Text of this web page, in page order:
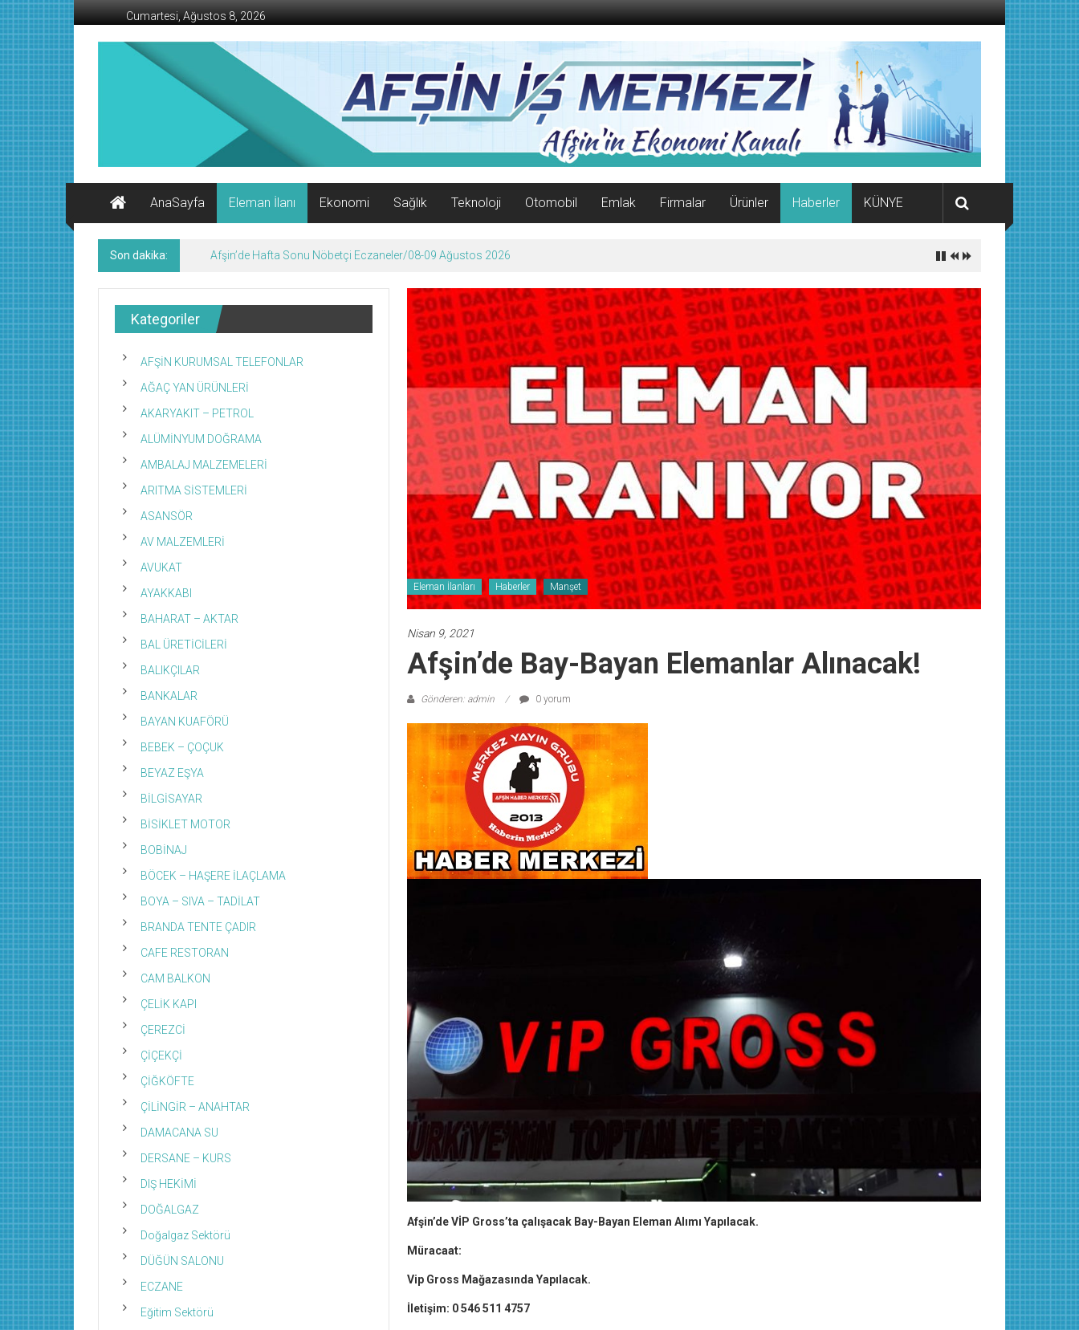
İçeriğe
geç
Cumartesi, Ağustos 8, 2026
AFŞİN
Ekonomi
Kanalı
AnaSayfa
Eleman İlanı Ekonomi Sağlık Teknoloji Otomobil Emlak Firmalar Ürünler Haberler KÜNYE
Son dakika: Afşin’de Hafta Sonu Nöbetçi Eczaneler/08-09 Ağustos 2026
Eleman İlanları Haberler Manşet
Nisan 9, 2021
Afşin’de Bay-Bayan Elemanlar Alınacak!
Gönderen: admin 0 yorum
Afşin’de VİP Gross’ta çalışacak Bay-Bayan Eleman Alımı Yapılacak.
Müracaat:
Vip Gross Mağazasında Yapılacak.
İletişim: 0 546 511 4757
Kategoriler
AFŞİN KURUMSAL TELEFONLAR
AĞAÇ YAN ÜRÜNLERİ
AKARYAKIT – PETROL
ALÜMİNYUM DOĞRAMA
AMBALAJ MALZEMELERİ
ARITMA SİSTEMLERİ
ASANSÖR
AV MALZEMLERİ
AVUKAT
AYAKKABI
BAHARAT – AKTAR
BAL ÜRETİCİLERİ
BALIKÇILAR
BANKALAR
BAYAN KUAFÖRÜ
BEBEK – ÇOÇUK
BEYAZ EŞYA
BİLGİSAYAR
BİSİKLET MOTOR
BOBİNAJ
BÖCEK – HAŞERE İLAÇLAMA
BOYA – SIVA – TADİLAT
BRANDA TENTE ÇADIR
CAFE RESTORAN
CAM BALKON
ÇELİK KAPI
ÇEREZCİ
ÇİÇEKÇİ
ÇİĞKÖFTE
ÇİLİNGİR – ANAHTAR
DAMACANA SU
DERSANE – KURS
DIŞ HEKİMİ
DOĞALGAZ
Doğalgaz Sektörü
DÜĞÜN SALONU
ECZANE
Eğitim Sektörü